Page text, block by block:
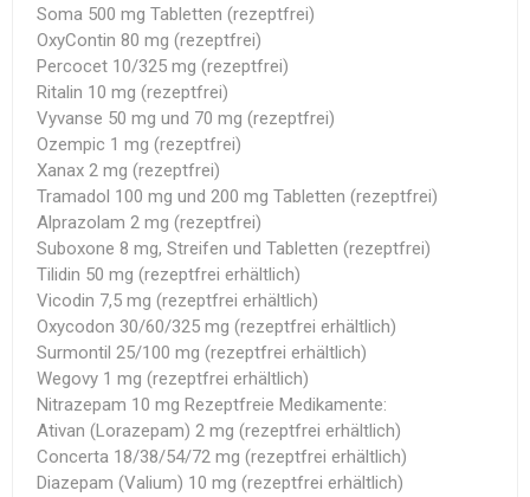
Soma 500 mg Tabletten (rezeptfrei)
OxyContin 80 mg (rezeptfrei)
Percocet 10/325 mg (rezeptfrei)
Ritalin 10 mg (rezeptfrei)
Vyvanse 50 mg und 70 mg (rezeptfrei)
Ozempic 1 mg (rezeptfrei)
Xanax 2 mg (rezeptfrei)
Tramadol 100 mg und 200 mg Tabletten (rezeptfrei)
Alprazolam 2 mg (rezeptfrei)
Suboxone 8 mg, Streifen und Tabletten (rezeptfrei)
Tilidin 50 mg (rezeptfrei erhältlich)
Vicodin 7,5 mg (rezeptfrei erhältlich)
Oxycodon 30/60/325 mg (rezeptfrei erhältlich)
Surmontil 25/100 mg (rezeptfrei erhältlich)
Wegovy 1 mg (rezeptfrei erhältlich)
Nitrazepam 10 mg Rezeptfreie Medikamente:
Ativan (Lorazepam) 2 mg (rezeptfrei erhältlich)
Concerta 18/38/54/72 mg (rezeptfrei erhältlich)
Diazepam (Valium) 10 mg (rezeptfrei erhältlich)